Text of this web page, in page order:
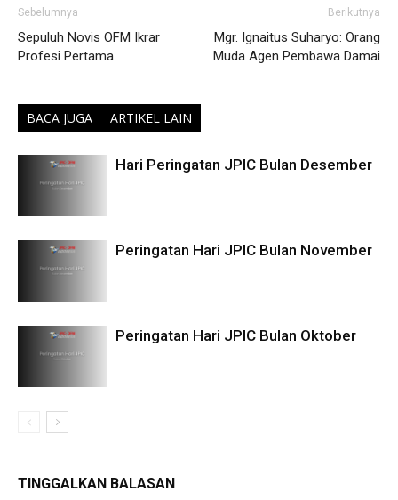
Sebelumnya
Sepuluh Novis OFM Ikrar
Profesi Pertama
Berikutnya
Mgr. Ignaitus Suharyo: Orang
Muda Agen Pembawa Damai
BACA JUGA ARTIKEL LAIN
Hari Peringatan JPIC Bulan Desember
Peringatan Hari JPIC Bulan November
Peringatan Hari JPIC Bulan Oktober
TINGGALKAN BALASAN